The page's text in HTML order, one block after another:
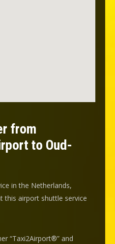
from
to Oud-
in the Netherlands,
this airport shuttle service
“Taxi2Airport®” and